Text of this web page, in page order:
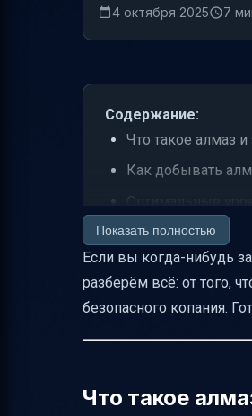
4 октября 2025 7
Содержание:
Что такое алмаз
Как добывать
Оптимальные
Типы добычи и их
Основные
Где ещё можно
Показать полностью
Если вы когда-нибудь
разберём всё: от того,
безопасного копания.
Что такое